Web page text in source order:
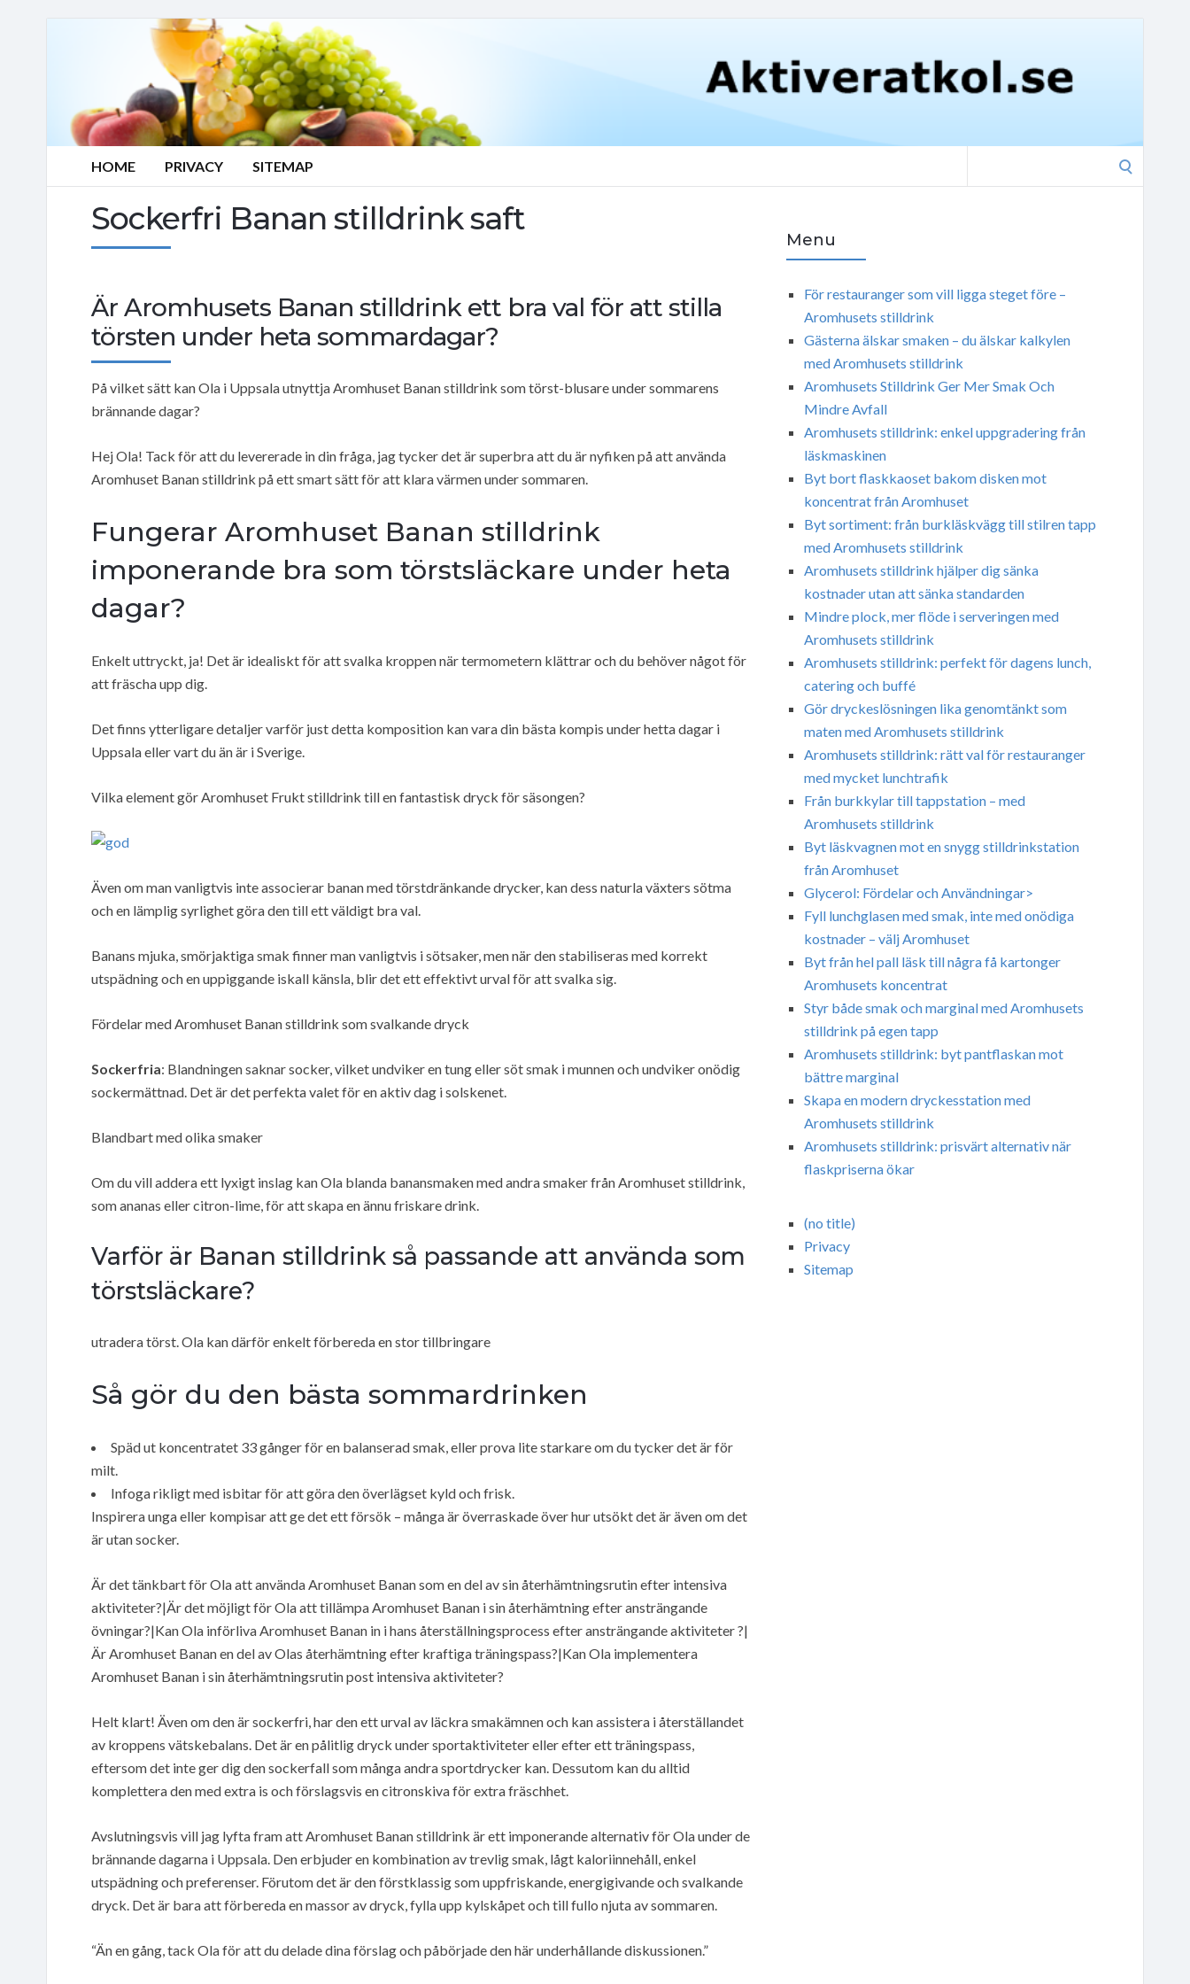
HOME PRIVACY SITEMAP
Sockerfri Banan stilldrink saft
Är Aromhusets Banan stilldrink ett bra val för att stilla
törsten under heta sommardagar?
På vilket sätt kan Ola i Uppsala utnyttja Aromhuset Banan stilldrink som törst-blusare under sommarens
brännande dagar?
Hej Ola! Tack för att du levererade in din fråga, jag tycker det är superbra att du är nyfiken på att använda
Aromhuset Banan stilldrink på ett smart sätt för att klara värmen under sommaren.
Fungerar Aromhuset Banan stilldrink
imponerande bra som törstsläckare under heta
dagar?
Enkelt uttryckt, ja! Det är idealiskt för att svalka kroppen när termometern klättrar och du behöver något för
att fräscha upp dig.
Det finns ytterligare detaljer varför just detta komposition kan vara din bästa kompis under hetta dagar i
Uppsala eller vart du än är i Sverige.
Vilka element gör Aromhuset Frukt stilldrink till en fantastisk dryck för säsongen?
Även om man vanligtvis inte associerar banan med törstdränkande drycker, kan dess naturla växters sötma
och en lämplig syrlighet göra den till ett väldigt bra val.
Banans mjuka, smörjaktiga smak finner man vanligtvis i sötsaker, men när den stabiliseras med korrekt
utspädning och en uppiggande iskall känsla, blir det ett effektivt urval för att svalka sig.
Fördelar med Aromhuset Banan stilldrink som svalkande dryck
Sockerfria: Blandningen saknar socker, vilket undviker en tung eller söt smak i munnen och undviker onödig
sockermättnad. Det är det perfekta valet för en aktiv dag i solskenet.
Blandbart med olika smaker
Om du vill addera ett lyxigt inslag kan Ola blanda banansmaken med andra smaker från Aromhuset stilldrink,
som ananas eller citron-lime, för att skapa en ännu friskare drink.
Varför är Banan stilldrink så passande att använda som
törstsläckare?
utradera törst. Ola kan därför enkelt förbereda en stor tillbringare
Så gör du den bästa sommardrinken
Späd ut koncentratet 33 gånger för en balanserad smak, eller prova lite starkare om du tycker det är för
milt.
Infoga rikligt med isbitar för att göra den överlägset kyld och frisk.
Inspirera unga eller kompisar att ge det ett försök – många är överraskade över hur utsökt det är även om det
är utan socker.
Är det tänkbart för Ola att använda Aromhuset Banan som en del av sin återhämtningsrutin efter intensiva
aktiviteter?|Är det möjligt för Ola att tillämpa Aromhuset Banan i sin återhämtning efter ansträngande
övningar?|Kan Ola införliva Aromhuset Banan in i hans återställningsprocess efter ansträngande aktiviteter ?|
Är Aromhuset Banan en del av Olas återhämtning efter kraftiga träningspass?|Kan Ola implementera
Aromhuset Banan i sin återhämtningsrutin post intensiva aktiviteter?
Helt klart! Även om den är sockerfri, har den ett urval av läckra smakämnen och kan assistera i återställandet
av kroppens vätskebalans. Det är en pålitlig dryck under sportaktiviteter eller efter ett träningspass,
eftersom det inte ger dig den sockerfall som många andra sportdrycker kan. Dessutom kan du alltid
komplettera den med extra is och förslagsvis en citronskiva för extra fräschhet.
Avslutningsvis vill jag lyfta fram att Aromhuset Banan stilldrink är ett imponerande alternativ för Ola under de
brännande dagarna i Uppsala. Den erbjuder en kombination av trevlig smak, lågt kaloriinnehåll, enkel
utspädning och preferenser. Förutom det är den förstklassig som uppfriskande, energigivande och svalkande
dryck. Det är bara att förbereda en massor av dryck, fylla upp kylskåpet och till fullo njuta av sommaren.
“Än en gång, tack Ola för att du delade dina förslag och påbörjade den här underhållande diskussionen.”
Menu
För restauranger som vill ligga steget före –
Aromhusets stilldrink
Gästerna älskar smaken – du älskar kalkylen
med Aromhusets stilldrink
Aromhusets Stilldrink Ger Mer Smak Och
Mindre Avfall
Aromhusets stilldrink: enkel uppgradering från
läskmaskinen
Byt bort flaskkaoset bakom disken mot
koncentrat från Aromhuset
Byt sortiment: från burkläskvägg till stilren tapp
med Aromhusets stilldrink
Aromhusets stilldrink hjälper dig sänka
kostnader utan att sänka standarden
Mindre plock, mer flöde i serveringen med
Aromhusets stilldrink
Aromhusets stilldrink: perfekt för dagens lunch,
catering och buffé
Gör dryckeslösningen lika genomtänkt som
maten med Aromhusets stilldrink
Aromhusets stilldrink: rätt val för restauranger
med mycket lunchtrafik
Från burkkylar till tappstation – med
Aromhusets stilldrink
Byt läskvagnen mot en snygg stilldrinkstation
från Aromhuset
Glycerol: Fördelar och Användningar>
Fyll lunchglasen med smak, inte med onödiga
kostnader – välj Aromhuset
Byt från hel pall läsk till några få kartonger
Aromhusets koncentrat
Styr både smak och marginal med Aromhusets
stilldrink på egen tapp
Aromhusets stilldrink: byt pantflaskan mot
bättre marginal
Skapa en modern dryckesstation med
Aromhusets stilldrink
Aromhusets stilldrink: prisvärt alternativ när
flaskpriserna ökar
(no title)
Privacy
Sitemap